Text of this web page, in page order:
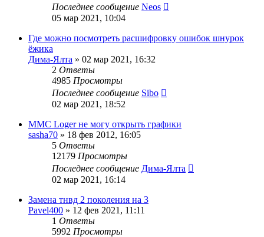
Последнее сообщение Neos
05 мар 2021, 10:04
Где можно посмотреть расшифровку ошибок шнурок
ёжика
Дима-Ялта » 02 мар 2021, 16:32
2 Ответы
4985 Просмотры
Последнее сообщение Sibo
02 мар 2021, 18:52
MMC Loger не могу открыть графики
sasha70 » 18 фев 2012, 16:05
5 Ответы
12179 Просмотры
Последнее сообщение Дима-Ялта
02 мар 2021, 16:14
Замена тнвд 2 поколения на 3
Pavel400 » 12 фев 2021, 11:11
1 Ответы
5992 Просмотры